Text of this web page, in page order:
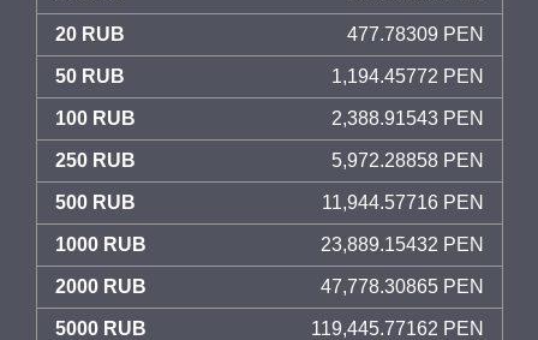
20 RUB 477.78309 PEN
50 RUB 1,194.45772 PEN
100 RUB 2,388.91543 PEN
250 RUB 5,972.28858 PEN
500 RUB 11,944.57716 PEN
1000 RUB 23,889.15432 PEN
2000 RUB 47,778.30865 PEN
5000 RUB 119,445.77162 PEN